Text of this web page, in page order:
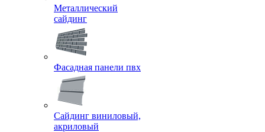
Металлический
сайдинг
Фасадная панели пвх
Сайдинг виниловый,
акриловый